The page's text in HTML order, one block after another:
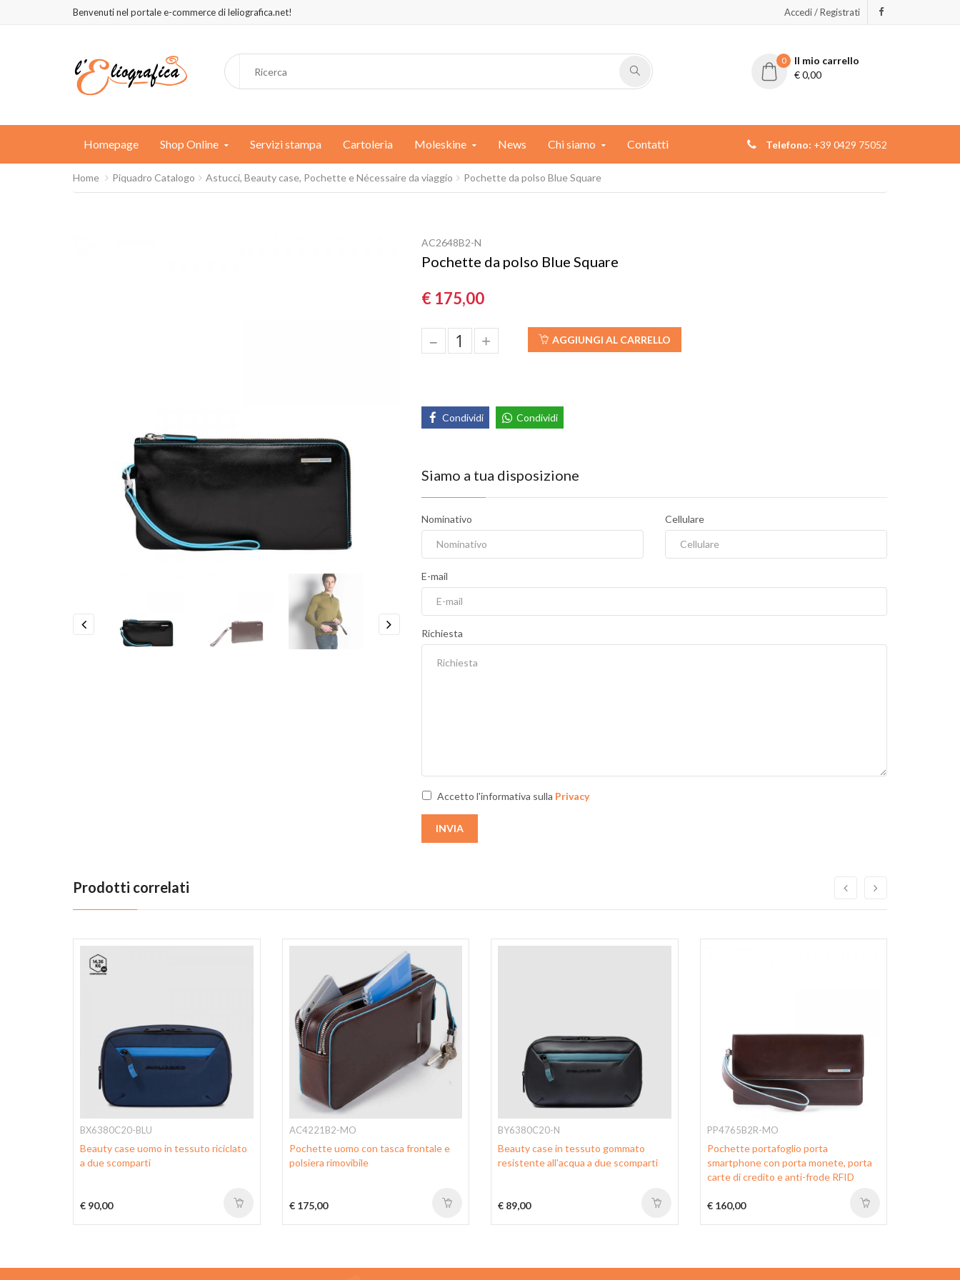
Benvenuti nel portale e-commerce di leliografica.net! Accedi / Registrati
0
Il mio carrello
€0,00
Homepage Shop Online Servizi stampa Cartoleria Moleskine News Chi siamo Contatti Telefono: +39 0429 75052
Home Piquadro Catalogo Astucci, Beauty case, Pochette e Nécessaire da viaggio Pochette da polso Blue Square
AC2648B2-N
Pochette da polso Blue Square
€ 175,00
– + AGGIUNGI AL CARRELLO
Condividi Condividi
Siamo a tua disposizione
Nominativo Cellulare
E-mail
Richiesta
Accetto l'informativa sulla Privacy
INVIA
Prodotti correlati
BX6380C20-BLU
Beauty case uomo in tessuto riciclato
a due scomparti
€ 90,00
AC4221B2-MO
Pochette uomo con tasca frontale e
polsiera rimovibile
€ 175,00
BY6380C20-N
Beauty case in tessuto gommato
resistente all'acqua a due scomparti
€ 89,00
PP4765B2R-MO
Pochette portafoglio porta
smartphone con porta monete, porta
carte di credito e anti-frode RFID
€ 160,00